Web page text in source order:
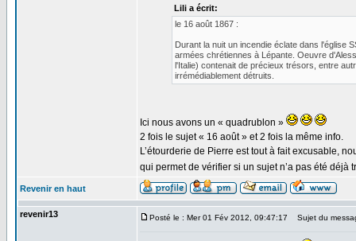
Lili a écrit:
le 16 août 1867 :
Durant la nuit un incendie éclate dans l'église
armées chrétiennes à Lépante. Oeuvre
l'Italie) contenait de précieux trésors, entre
irrémédiablement détruits.
Ici nous avons un « quadrublon »
2 fois le sujet « 16 août » et 2 fois la même info.
L’étourderie de Pierre est tout à fait excusable,
qui permet de vérifier si un sujet n’a pas été déjà
Revenir en haut
revenir13 Posté le : Mer 01 Fév 2012, 09:47:17 Sujet du